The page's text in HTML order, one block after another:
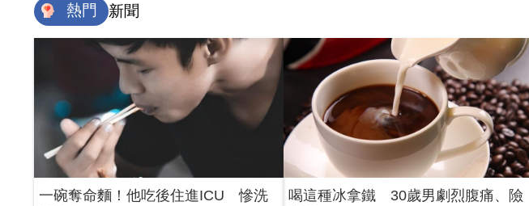
熱門 新聞
一碗奪命麵！他吃後住進ICU 慘洗
喝這種冰拿鐵 30歲男劇烈腹痛、險